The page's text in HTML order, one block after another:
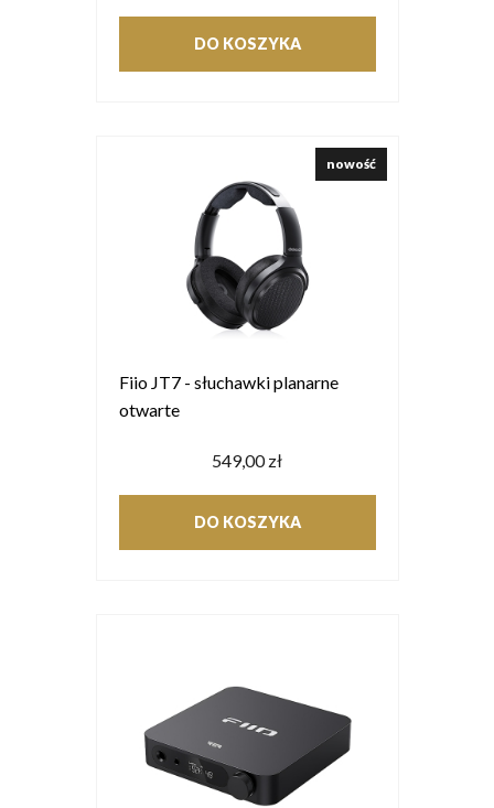
DO KOSZYKA
Fiio JT7 - słuchawki planarne
otwarte
549,00 zł
DO KOSZYKA
nowość